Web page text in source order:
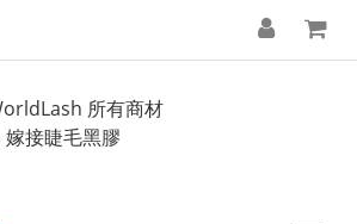
所有商材
接睫毛黑膠